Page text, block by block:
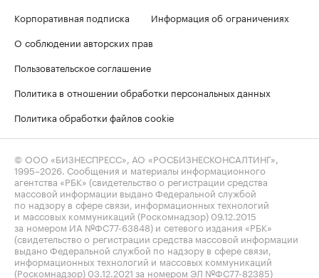
Корпоративная подписка
Информация об ограничениях
О соблюдении авторских прав
Пользовательское соглашение
Политика в отношении обработки персональных данных
Политика обработки файлов cookie
© ООО «БИЗНЕСПРЕСС», АО «РОСБИЗНЕСКОНСАЛТИНГ»,
1995–2026. Сообщения и материалы информационного
агентства «РБК» (свидетельство о регистрации средства
массовой информации выдано Федеральной службой
по надзору в сфере связи, информационных технологий
и массовых коммуникаций (Роскомнадзор) 09.12.2015
за номером ИА №ФС77-63848) и сетевого издания «РБК»
(свидетельство о регистрации средства массовой информации
выдано Федеральной службой по надзору в сфере связи,
информационных технологий и массовых коммуникаций
(Роскомнадзор) 03.12.2021 за номером ЭЛ №ФС77-82385)